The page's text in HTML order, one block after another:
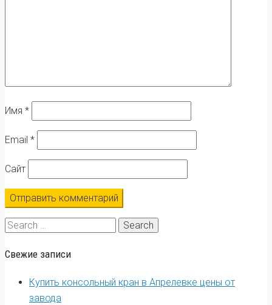
Имя *
Email *
Сайт
Search
Свежие записи
Купить консольный кран в Апрелевке цены от
завода